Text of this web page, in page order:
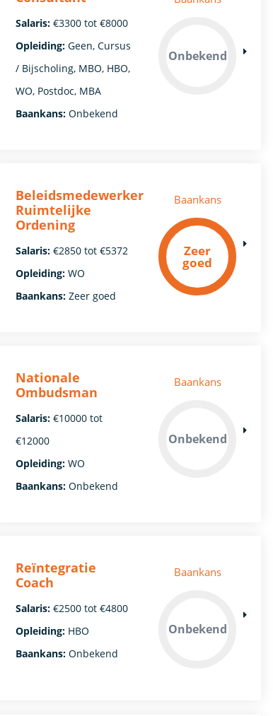
Salaris: €3300 tot €8000
Opleiding: Geen, Cursus
/ Bijscholing, MBO, HBO,
WO, Postdoc, MBA
Baankans: Onbekend
Onbekend
Beleidsmedewerker
Ruimtelijke
Ordening
Salaris: €2850 tot €5372
Opleiding: WO
Baankans: Zeer goed
Baankans
Zeer
goed
Nationale
Ombudsman
Salaris: €10000 tot
€12000
Opleiding: WO
Baankans: Onbekend
Baankans
Onbekend
Reïntegratie
Coach
Salaris: €2500 tot €4800
Opleiding: HBO
Baankans: Onbekend
Baankans
Onbekend